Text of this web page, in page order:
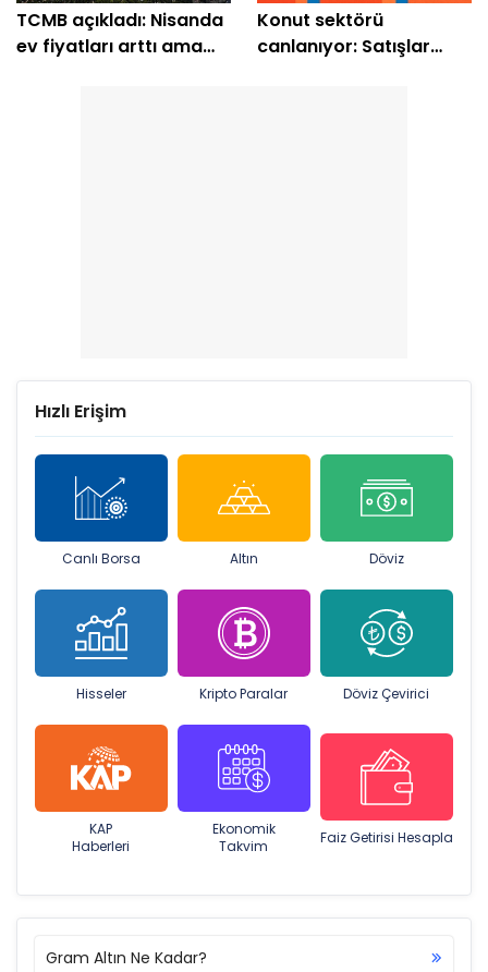
TCMB açıkladı: Nisanda
ev fiyatları arttı ama
Konut sektörü
canlanıyor: Satışlar
Hızlı Erişim
Canlı Borsa Altın Döviz
Hisseler Kripto Paralar Döviz Çevirici
KAP
Haberleri
Ekonomik
Takvim
Faiz Getirisi Hesapla
Gram Altın Ne Kadar?